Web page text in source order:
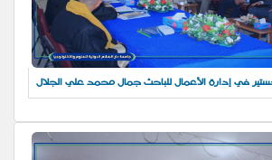
في إدارة الأعمال للباحث جمال محمد علي الجلال